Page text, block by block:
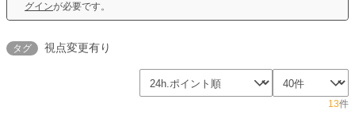
グインが必要です。
タグ 視点変更有り
13件